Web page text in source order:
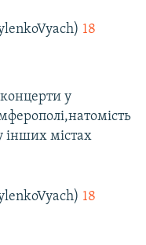
18
у
інших містах
18